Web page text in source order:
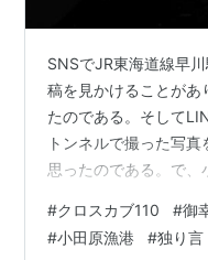
SNSでJR東海道線早
稿を見かけることが
たのである。そして
トンネルで撮った写
思ったのである。で、
行くのと変わらない感
のはちょっと緊張だっ
#クロスカブ110 #御
#小田原漁港 #独り言